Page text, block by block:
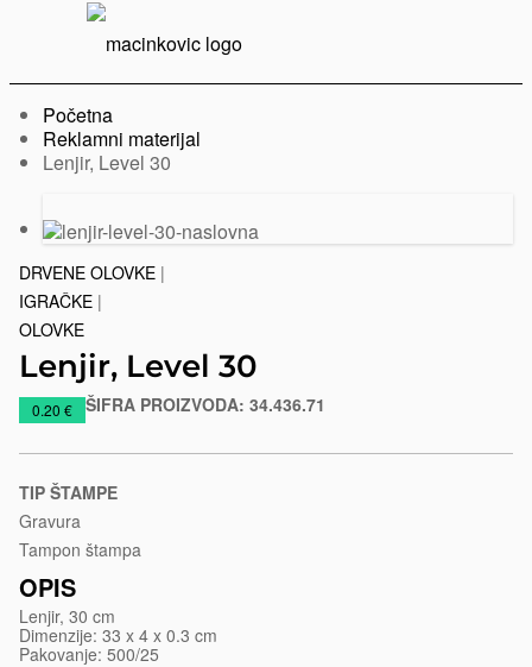
Početna
Reklamni materijal
Trenutno:
Lenjir, Level 30
Prethodni
slajd
Sledeći
slajd
DRVENE OLOVKE |
IGRAČKE |
OLOVKE
Lenjir, Level 30
https://www.macinkovic.rs/reklamni-
30
0.20 € ŠIFRA PROIZVODA: 34.436.71
TIP ŠTAMPE
Gravura
Tampon štampa
OPIS
Lenjir, 30 cm
Dimenzije: 33 x 4 x 0.3 cm
Pakovanje: 500/25